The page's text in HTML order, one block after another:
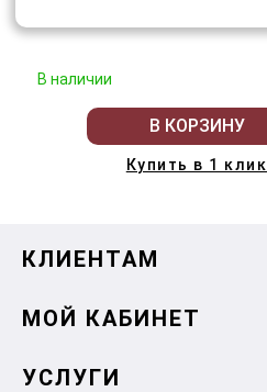
В наличии
В КОРЗИНУ
Купить в 1 клик
КЛИЕНТАМ
МОЙ КАБИНЕТ
УСЛУГИ